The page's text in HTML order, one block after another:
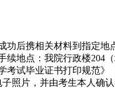
功后携相关材料到指定地
续地点：我院行政楼204
考试毕业证书打印规范》
照片，并由考生本人确